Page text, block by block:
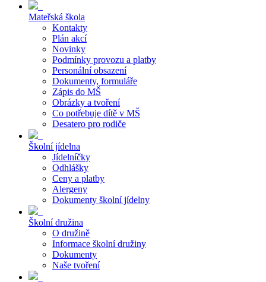
Mateřská škola
Kontakty
Plán akcí
Novinky
Podmínky provozu a platby
Personální obsazení
Dokumenty, formuláře
Zápis do MŠ
Obrázky a tvoření
Co potřebuje dítě v MŠ
Desatero pro rodiče
Školní jídelna
Jídelníčky
Odhlášky
Ceny a platby
Alergeny
Dokumenty školní jídelny
Školní družina
O družině
Informace školní družiny
Dokumenty
Naše tvoření